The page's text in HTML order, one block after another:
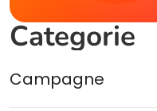
Categorie
Campagne